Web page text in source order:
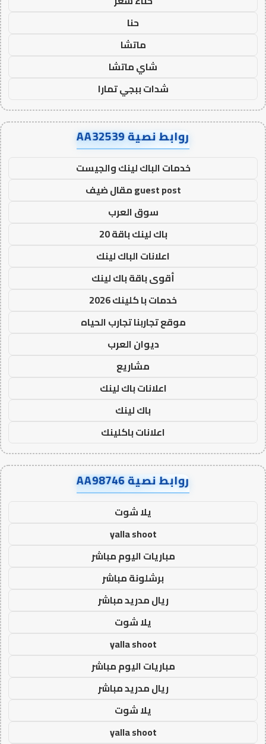
حنا
ماتشا
شاي ماتشا
شدات ببجي تمارا
روابط نصية AA32539
خدمات الباك لينك والجيست
guest post مقال ضيف
سوق العرب
باك لينك باقة 20
اعلانات الباك لينك
أقوى باقة باك لينك
خدمات با كلينك 2026
موقع تجاربنا تجارب الحياه
ديوان العرب
مشاريع
اعلانات باك لينك
باك لينك
اعلانات باكلينك
روابط نصية AA98746
يلا شوت
yalla shoot
مباريات اليوم مباشر
برشلونة مباشر
ريال مدريد مباشر
يلا شوت
yalla shoot
مباريات اليوم مباشر
ريال مدريد مباشر
يلا شوت
yalla shoot